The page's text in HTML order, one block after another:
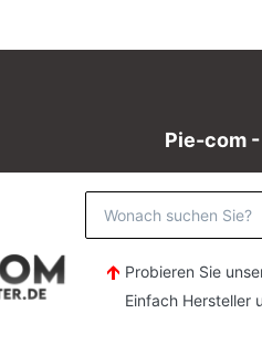
Pie-com
Probieren Sie
Einfach Hersteller